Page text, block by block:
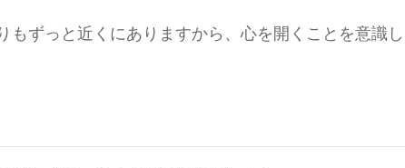
もずっと近くにありますから、心を開くことを意識し